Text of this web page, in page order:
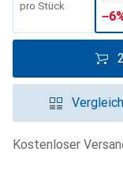
pro Stück
−6
Kostenloser